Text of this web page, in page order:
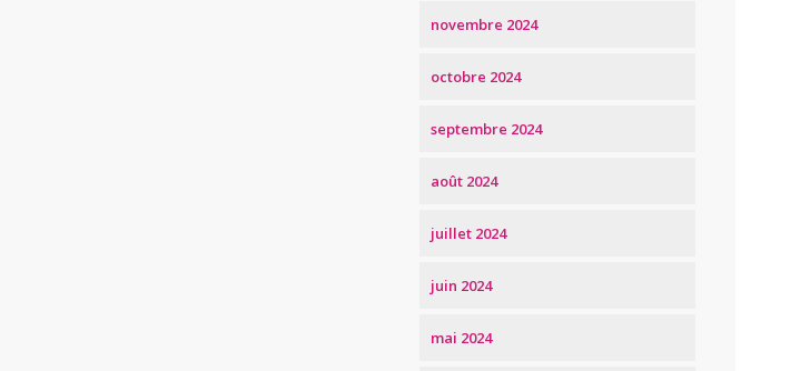
novembre 2024
octobre 2024
septembre 2024
août 2024
juillet 2024
juin 2024
mai 2024